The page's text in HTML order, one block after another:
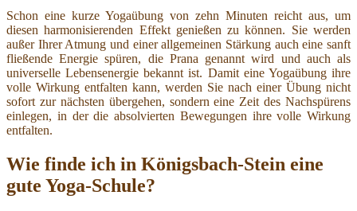
Schon eine kurze Yogaübung von zehn Minuten reicht aus, um
diesen harmonisierenden Effekt genießen zu können. Sie werden
außer Ihrer Atmung und einer allgemeinen Stärkung auch eine sanft
fließende Energie spüren, die Prana genannt wird und auch als
universelle Lebensenergie bekannt ist. Damit eine Yogaübung ihre
volle Wirkung entfalten kann, werden Sie nach einer Übung nicht
sofort zur nächsten übergehen, sondern eine Zeit des Nachspürens
einlegen, in der die absolvierten Bewegungen ihre volle Wirkung
entfalten.
Wie finde ich in Königsbach-Stein eine
gute Yoga-Schule?